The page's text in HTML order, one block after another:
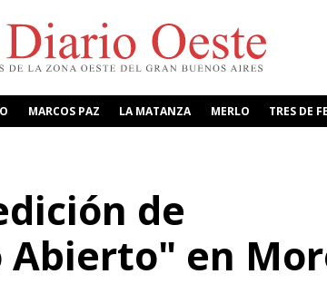
MARCOS PAZ LA MATANZA MERLO TRES DE
de
Abierto" en